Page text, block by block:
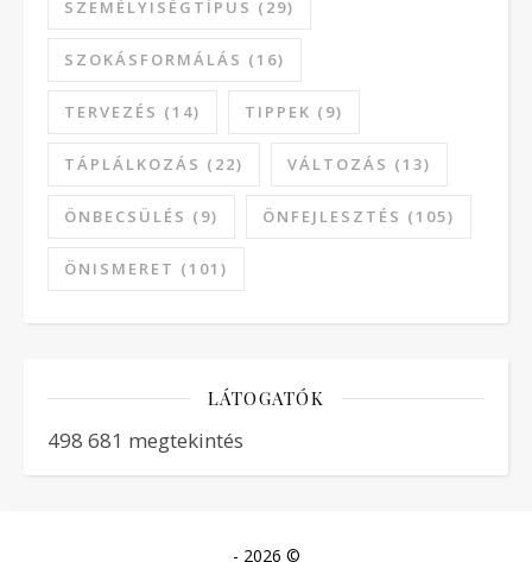
SZEMÉLYISÉGTÍPUS (29)
SZOKÁSFORMÁLÁS (16)
TERVEZÉS (14) TIPPEK (9)
TÁPLÁLKOZÁS (22) VÁLTOZÁS (13)
ÖNBECSÜLÉS (9) ÖNFEJLESZTÉS (105)
ÖNISMERET (101)
LÁTOGATÓK
498 681 megtekintés
- 2026 ©